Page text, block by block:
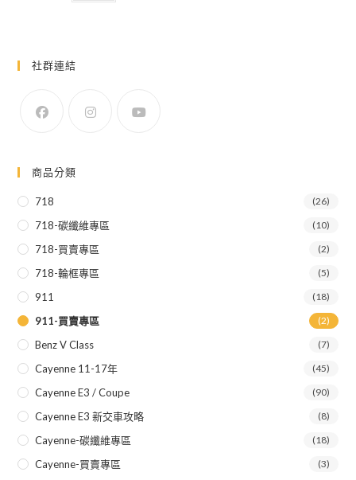
社群連結
商品分類
718 (26)
718-碳纖維專區 (10)
718-買賣專區 (2)
718-輪框專區 (5)
911 (18)
911-買賣專區 (2)
Benz V Class (7)
Cayenne 11-17年 (45)
Cayenne E3 / Coupe (90)
Cayenne E3 新交車攻略 (8)
Cayenne-碳纖維專區 (18)
Cayenne-買賣專區 (3)